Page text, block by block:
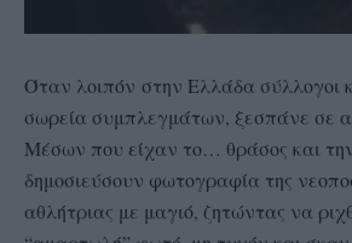
Όταν λοιπόν στην Ελλάδα σύλλογοι
σωρεία συμπλεγμάτων, ξεσπάνε σε
Μέσων που είχαν το… θράσος και
δημοσιεύσουν φωτογραφία της
αθλήτριας με μαγιό, ζητώντας να